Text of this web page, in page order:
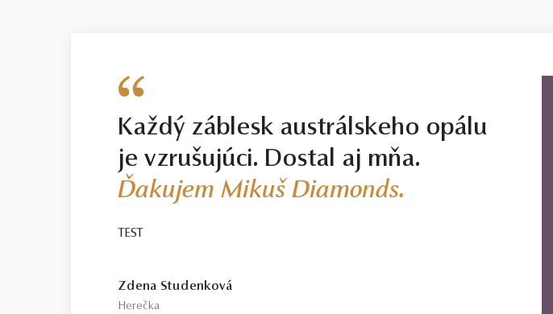
Každý záblesk austrálskeho opálu
je vzrušujúci. Dostal aj mňa.
Ďakujem Mikuš Diamonds.
TEST
Zdena Studenková
Herečka